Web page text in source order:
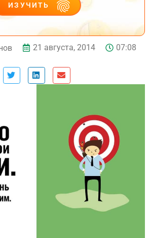
ИЗУЧИТЬ
21 августа, 2014
07:08